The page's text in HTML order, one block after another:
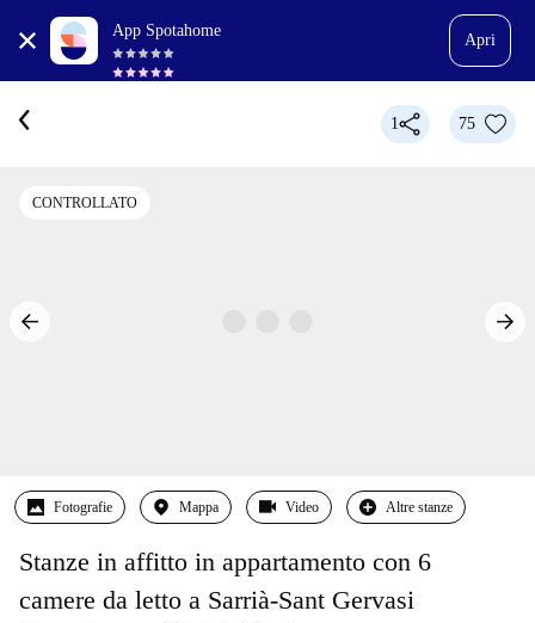
App Spotahome
Apri
1 75
CONTROLLATO
Fotografie Mappa Video Altre stanze
Stanze in affitto in appartamento con 6
camere da letto a Sarrià-Sant Gervasi